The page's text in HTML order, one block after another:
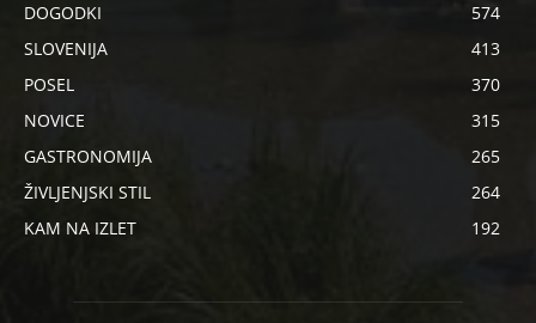
DOGODKI
574
SLOVENIJA
413
POSEL
370
NOVICE
315
GASTRONOMIJA
265
ŽIVLJENJSKI STIL
264
KAM NA IZLET
192